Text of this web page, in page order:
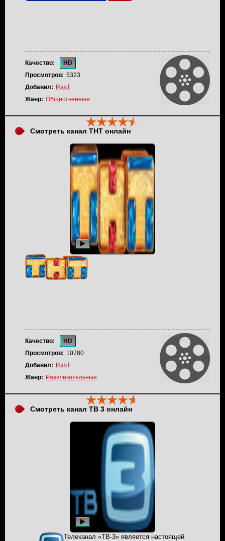
Качество:
HD
Просмотров: 5323
Добавил: RasT
Жанр: Общественные
Смотреть канал ТНТ онлайн
Качество:
HD
Просмотров: 10780
Добавил: RasT
Жанр: Развлекательные
Смотреть канал ТВ 3 онлайн
Телеканал «ТВ-3» является настоящей